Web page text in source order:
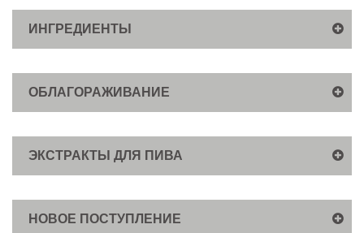
ИНГРЕДИЕНТЫ
ОБЛАГОРАЖИВАНИЕ
ЭКСТРАКТЫ ДЛЯ ПИВА
НОВОЕ ПОСТУПЛЕНИЕ